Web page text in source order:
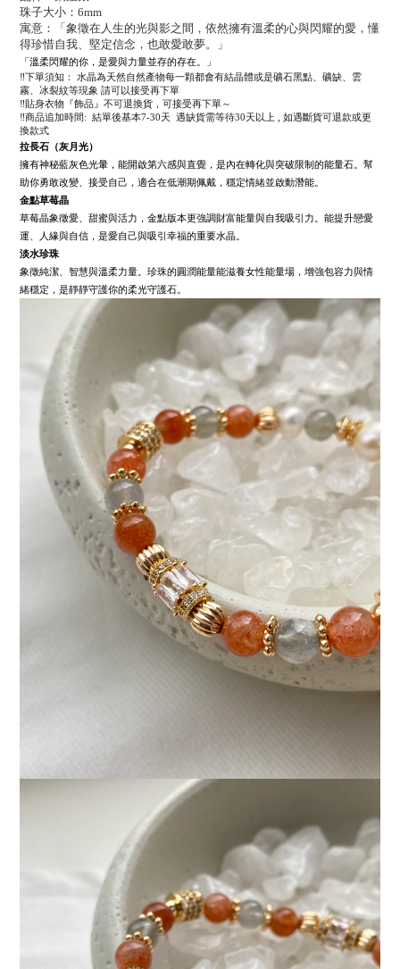
珠子大小：6mm
寓意：「象徵在人生的光與影之間，依然擁有溫柔的心與閃耀的愛，懂
得珍惜自我、堅定信念，也敢愛敢夢。」
「溫柔閃耀的你，是愛與力量並存的存在。」
‼️下單須知： 水晶為天然自然產物每一顆都會有結晶體或是礦石黑點、礦缺、雲
霧、冰裂紋等現象 請可以接受再下單
‼️貼身衣物『飾品』不可退換貨，可接受再下單～
‼️商品追加時間: 結單後基本7-30天 遇缺貨需等待30天以上 , 如遇斷貨可退款或更
換款式
拉長石（灰月光）
擁有神秘藍灰色光暈，能開啟第六感與直覺，是內在轉化與突破限制的能量石。幫
助你勇敢改變、接受自己，適合在低潮期佩戴，穩定情緒並啟動潛能。
金點草莓晶
草莓晶象徵愛、甜蜜與活力，金點版本更強調財富能量與自我吸引力。能提升戀愛
運、人緣與自信，是愛自己與吸引幸福的重要水晶。
淡水珍珠
象徵純潔、智慧與溫柔力量。珍珠的圓潤能量能滋養女性能量場，增強包容力與情
緒穩定，是靜靜守護你的柔光守護石。